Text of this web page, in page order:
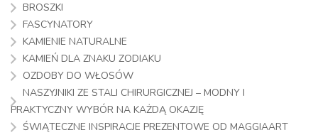
BROSZKI
FASCYNATORY
KAMIENIE NATURALNE
KAMIEŃ DLA ZNAKU ZODIAKU
OZDOBY DO WŁOSÓW
NASZYJNIKI ZE STALI CHIRURGICZNEJ – MODNY I
PRAKTYCZNY WYBÓR NA KAŻDĄ OKAZJĘ
ŚWIĄTECZNE INSPIRACJE PREZENTOWE OD MAGGIAART